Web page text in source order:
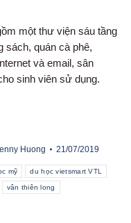
một thư viện sáu tầng
sách, quán cà phê,
và email, sân
sinh viên sử dụng.
Huong 21/07/2019
mỹ du học vietsmart VTL
vân thiên long